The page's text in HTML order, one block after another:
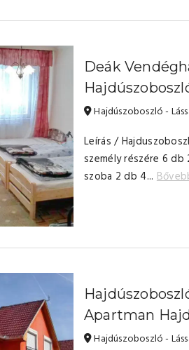
Deák
Hajdúszoboszló -
Leírás /
személy részére 6 db
szoba 2 db 4...
Apartman
Hajdúszoboszló -